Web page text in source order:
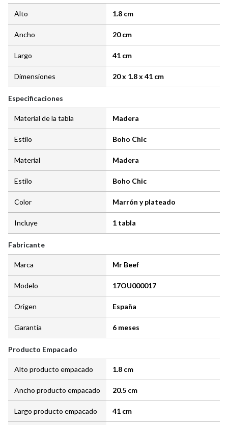
Alto 1.8 cm
Ancho 20 cm
Largo 41 cm
Dimensiones 20 x 1.8 x 41 cm
Especificaciones
Material de la tabla Madera
Estilo Boho Chic
Material Madera
Estilo Boho Chic
Color Marrón y plateado
Incluye 1 tabla
Fabricante
Marca Mr Beef
Modelo 17OU000017
Origen España
Garantía 6 meses
Producto Empacado
Alto producto empacado 1.8 cm
Ancho producto empacado 20.5 cm
Largo producto empacado 41 cm